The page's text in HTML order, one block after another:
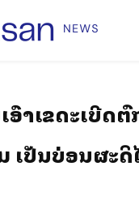
ອົາເຂດລະເບີດ
ເປັນບ່ອນຜະລິ